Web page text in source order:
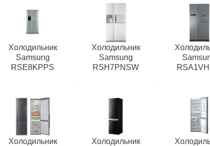
Холодильник
Samsung
RSE8KPPS
Холодильник
Samsung
RSH7PNSW
Холодильник
Холодильник